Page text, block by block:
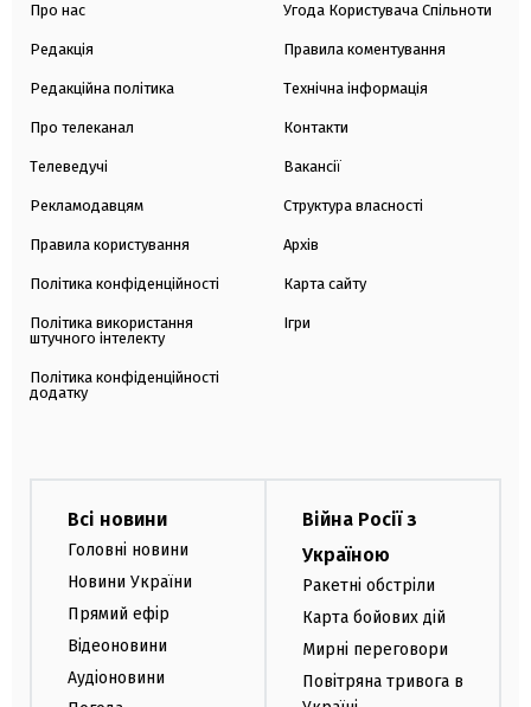
Про нас
Редакція
Редакційна політика
Про телеканал
Телеведучі
Рекламодавцям
Правила користування
Політика конфіденційності
Політика використання
штучного інтелекту
Політика конфіденційності
додатку
Угода Користувача Спільноти
Правила коментування
Технічна інформація
Контакти
Вакансії
Структура власності
Архів
Карта сайту
Ігри
Всі новини
Головні новини
Новини України
Прямий ефір
Відеоновини
Аудіоновини
Війна Росії з
Україною
Ракетні обстріли
Карта бойових дій
Мирні переговори
Повітряна тривога в